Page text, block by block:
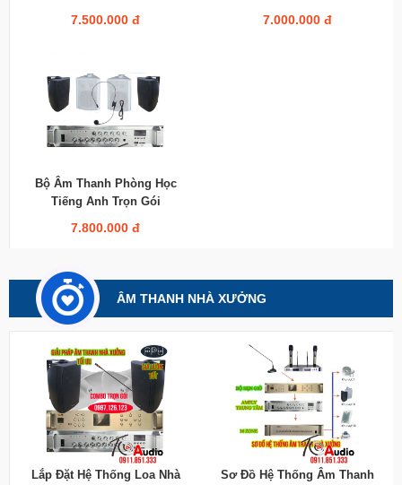
7.500.000 đ 7.000.000 đ
Bộ Âm Thanh Phòng Học
Tiếng Anh Trọn Gói
7.800.000 đ
ÂM THANH NHÀ XƯỞNG
Lắp Đặt Hệ Thống Loa Nhà
Sơ Đồ Hệ Thống Âm Thanh